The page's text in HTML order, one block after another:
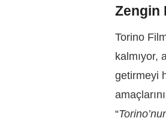
Zengin
Torino
kalmıyor,
getirmeyi
“